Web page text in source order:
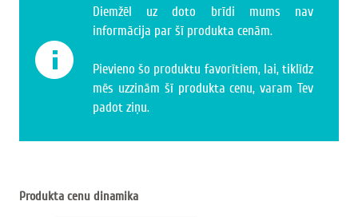
Diemžēl uz doto brīdi mums nav
informācija par šī produkta cenām.
Pievieno šo produktu favorītiem, lai, tiklīdz
mēs uzzinām šī produkta cenu, varam Tev
padot ziņu.
Produkta cenu dinamika